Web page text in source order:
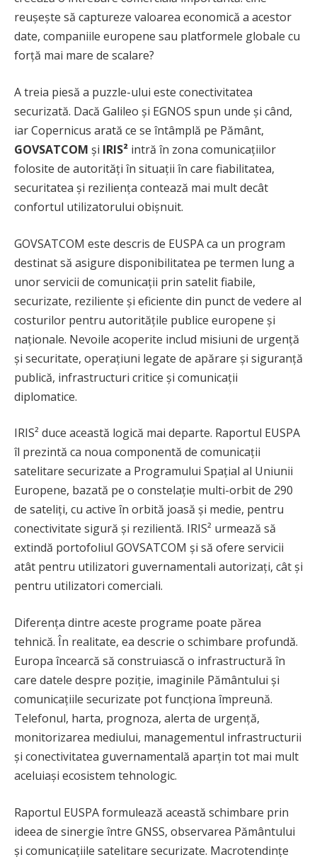
reușește să captureze valoarea economică a acestor
date, companiile europene sau platformele globale cu
forță mai mare de scalare?
A treia piesă a puzzle-ului este conectivitatea
securizată. Dacă Galileo și EGNOS spun unde și când,
iar Copernicus arată ce se întâmplă pe Pământ,
GOVSATCOM și IRIS² intră în zona comunicațiilor
folosite de autorități în situații în care fiabilitatea,
securitatea și reziliența contează mai mult decât
confortul utilizatorului obișnuit.
GOVSATCOM este descris de EUSPA ca un program
destinat să asigure disponibilitatea pe termen lung a
unor servicii de comunicații prin satelit fiabile,
securizate, reziliente și eficiente din punct de vedere al
costurilor pentru autoritățile publice europene și
naționale. Nevoile acoperite includ misiuni de urgență
și securitate, operațiuni legate de apărare și siguranță
publică, infrastructuri critice și comunicații
diplomatice.
IRIS² duce această logică mai departe. Raportul EUSPA
îl prezintă ca noua componentă de comunicații
satelitare securizate a Programului Spațial al Uniunii
Europene, bazată pe o constelație multi-orbit de 290
de sateliți, cu active în orbită joasă și medie, pentru
conectivitate sigură și rezilientă. IRIS² urmează să
extindă portofoliul GOVSATCOM și să ofere servicii
atât pentru utilizatori guvernamentali autorizați, cât și
pentru utilizatori comerciali.
Diferența dintre aceste programe poate părea
tehnică. În realitate, ea descrie o schimbare profundă.
Europa încearcă să construiască o infrastructură în
care datele despre poziție, imaginile Pământului și
comunicațiile securizate pot funcționa împreună.
Telefonul, harta, prognoza, alerta de urgență,
monitorizarea mediului, managementul infrastructurii
și conectivitatea guvernamentală aparțin tot mai mult
aceluiași ecosistem tehnologic.
Raportul EUSPA formulează această schimbare prin
ideea de sinergie între GNSS, observarea Pământului
și comunicațiile satelitare securizate. Macrotendințe